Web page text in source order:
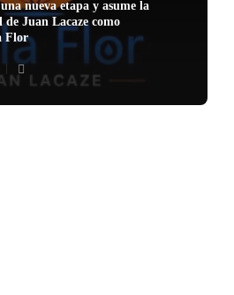
nueva etapa y asume la
de Juan Lacaze como
Flor